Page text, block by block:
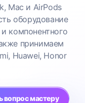
Mac и AirPods
оборудование
компонентного
принимаем
Huawei, Honor
вопрос мастеру